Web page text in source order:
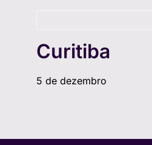
Curitiba
5 de dezembro